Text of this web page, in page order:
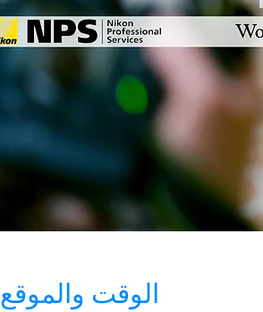
الوقت والموقع